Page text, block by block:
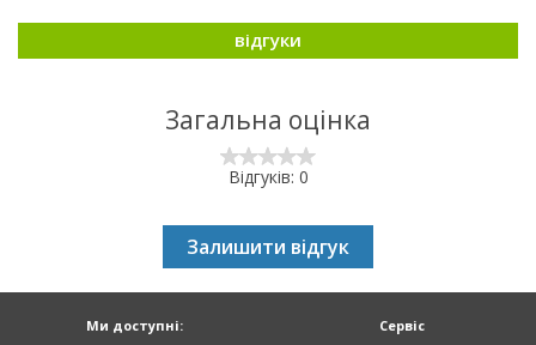
відгуки
Загальна оцінка
Відгуків: 0
Залишити відгук
Сервіс
Ми доступні: